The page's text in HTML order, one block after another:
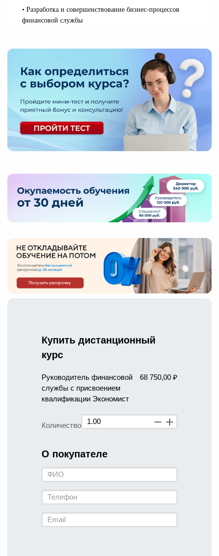
• Разработка и совершенствование бизнес-процессов
финансовой службы
Купить дистанционный
курс
Руководитель финансовой
службы с присвоением
квалификации Экономист
68 750,00 ₽
Количество
О покупателе